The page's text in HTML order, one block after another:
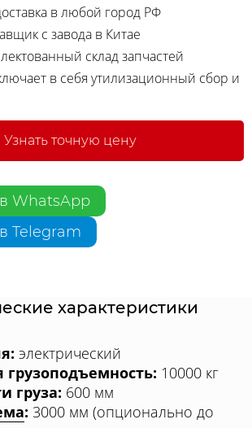
в любой город РФ
с завода в Китае
склад запчастей
в себя утилизационный сбор и
Узнать точную цену
WhatsApp
Telegram
характеристики
электрический
10000 кг
груза: 600 мм
: 3000 мм (опционально до